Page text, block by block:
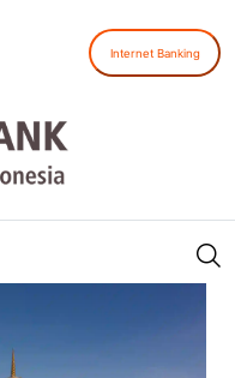
Internet Banking